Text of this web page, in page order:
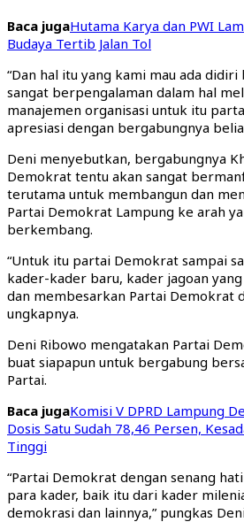
Baca jugaHutama Karya dan PWI
Budaya Tertib Jalan Tol
“Dan hal itu yang kami mau ada didiri
sangat berpengalaman dalam hal
manajemen organisasi untuk itu
apresiasi dengan bergabungnya
Deni menyebutkan, bergabungnya
Demokrat tentu akan sangat
terutama untuk membangun dan
Partai Demokrat Lampung ke arah
berkembang.
“Untuk itu partai Demokrat sampai
kader-kader baru, kader jagoan
dan membesarkan Partai Demokrat
ungkapnya.
Deni Ribowo mengatakan Partai
buat siapapun untuk bergabung
Partai.
Baca jugaKomisi V DPRD Lampung
Dosis Satu Sudah 78,46 Persen,
Tinggi
“Partai Demokrat dengan senang
para kader, baik itu dari kader
demokrasi dan lainnya,” pungkas